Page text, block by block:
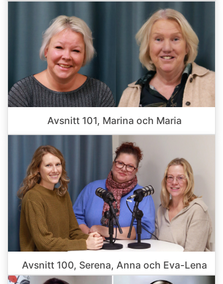
Avsnitt 101, Marina och Maria
Avsnitt 100, Serena, Anna och Eva-Lena